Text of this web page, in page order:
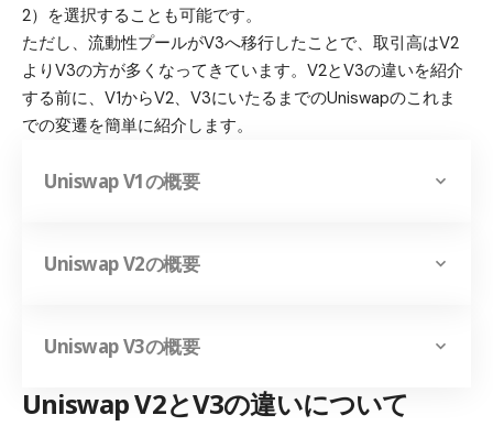
2）を選択することも可能です。
ただし、流動性プールがV3へ移行したことで、取引高はV2
よりV3の方が多くなってきています。V2とV3の違いを紹介
する前に、V1からV2、V3にいたるまでのUniswapのこれま
での変遷を簡単に紹介します。
Uniswap V1の概要
Uniswap V2の概要
Uniswap V3の概要
Uniswap V2とV3の違いについて